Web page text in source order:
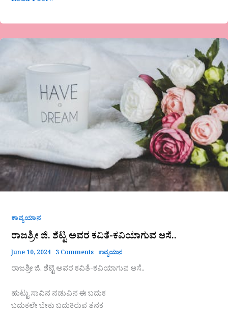
ಕಾವ್ಯಯಾನ
ರಾಜಶ್ರೀ ಜಿ. ಶೆಟ್ಟಿ ಅವರ ಕವಿತೆ-ಕವಿಯಾಗುವ ಆಸೆ..
June 10, 2024 3 Comments ಕಾವ್ಯಯಾನ
ರಾಜಶ್ರೀ ಜಿ. ಶೆಟ್ಟಿ ಅವರ ಕವಿತೆ-ಕವಿಯಾಗುವ ಆಸೆ..
ಹುಟ್ಟು ಸಾವಿನ ನಡುವಿನ ಈ ಬದುಕ
ಬದುಕಲೇ ಬೇಕು ಬದುಕಿರುವ ತನಕ
ರಾಜಶ್ರೀ
ಕವಿತೆ-
ಕವಿಯಾಗುವ